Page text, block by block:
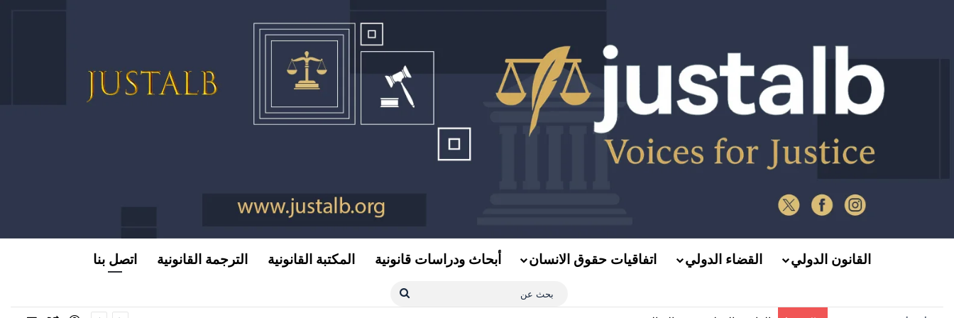
القانون الدولي القضاء الدولي اتفاقيات حقوق الانسان أبحاث ودراسات قانونية المكتبة القانونية الترجمة القانونية اتصل بنا